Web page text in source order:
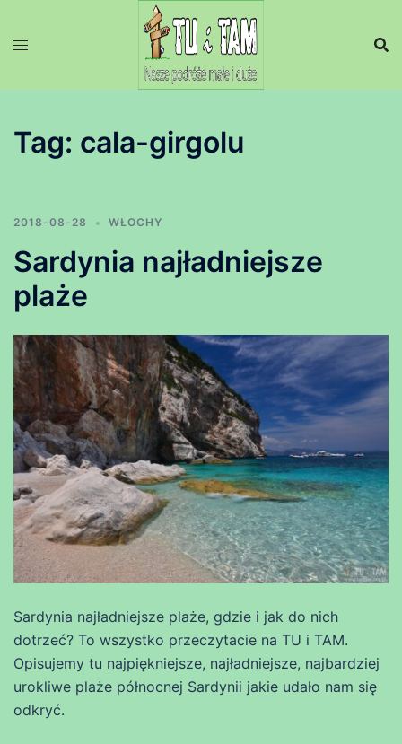
Tag: cala-girgolu
2018-08-28 WŁOCHY
Sardynia najładniejsze
plaże
Sardynia najładniejsze plaże, gdzie i jak do nich
dotrzeć? To wszystko przeczytacie na TU i TAM.
Opisujemy tu najpiękniejsze, najładniejsze, najbardziej
urokliwe plaże północnej Sardynii jakie udało nam się
odkryć.